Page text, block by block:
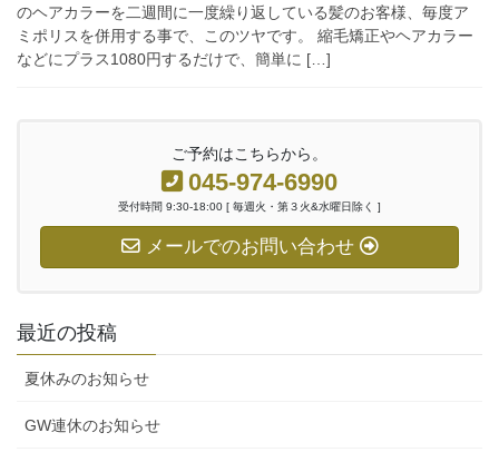
のヘアカラーを二週間に一度繰り返している髪のお客様、毎度ア
ミポリスを併用する事で、このツヤです。 縮毛矯正やヘアカラー
などにプラス1080円するだけで、簡単に […]
ご予約はこちらから。
045-974-6990
受付時間 9:30-18:00 [ 毎週火・第３火&水曜日除く ]
メールでのお問い合わせ
最近の投稿
夏休みのお知らせ
GW連休のお知らせ